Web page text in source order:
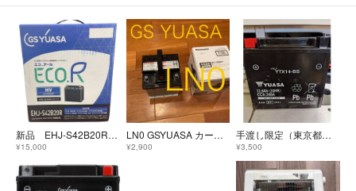
新品 EHJ-S42B20R GSユアサ
¥15,000
LN0 GSYUASA カーバッテリー ハイブリッド車用バッテリー GS ユアサ
¥2,900
手渡し限定（東京都）YUASA YTX14-BS バッテリー 使用期間 約1年
¥3,500